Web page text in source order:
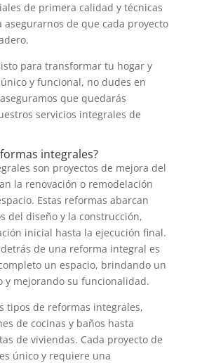
de primera calidad y técnicas
asegurarnos de que cada proyecto
para transformar tu hogar y
y funcional, no dudes en
que quedarás
servicios integrales de
integrales?
son proyectos de mejora del
la renovación o remodelación
Estas reformas abarcan
del diseño y la construcción,
inicial hasta la ejecución final.
de una reforma integral es
un espacio, brindando un
y mejorando su funcionalidad.
tipos de reformas integrales,
de cocinas y baños hasta
de viviendas. Cada proyecto de
único y requiere una